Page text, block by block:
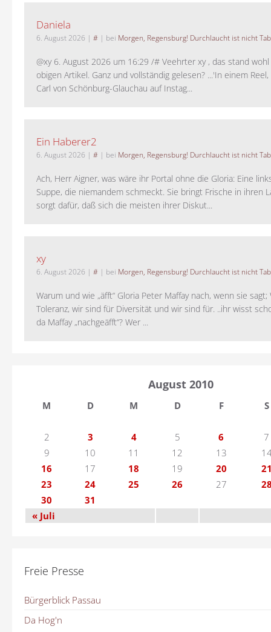
Daniela
6. August 2026 | # | bei Morgen, Regensburg! Durchlaucht ist nicht
@xy 6. August 2026 um 16:29 /# Veehrter xy , das stand
obigen Artikel. Ganz und vollständig gelesen? ...'In einem
Carl von Schönburg-Glauchau auf Instag...
Ein Haberer2
6. August 2026 | # | bei Morgen, Regensburg! Durchlaucht ist nicht
Ach, Herr Aigner, was wäre ihr Portal ohne die Gloria: Eine
Suppe, die niemandem schmeckt. Sie bringt Frische in ihren
sorgt dafür, daß sich die meisten ihrer Diskut...
xy
6. August 2026 | # | bei Morgen, Regensburg! Durchlaucht ist nicht
Warum und wie „äfft“ Gloria Peter Maffay nach, wenn sie
Toleranz, wir sind für Diversität und wir sind für. ..ihr wisst
da Maffay „nachgeäfft“? Wer ...
August 2010
M D M D F S
2 3 4 5 6
7
9
10 11 12 13
16
17 18 19 20
23
24 25 26 27
30
31
« Juli
Freie Presse
Bürgerblick Passau
Da Hog'n